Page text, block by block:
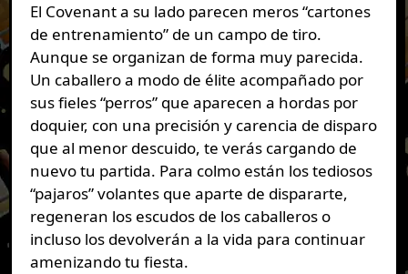
El Covenant a su lado parecen meros “cartones
de entrenamiento” de un campo de tiro.
Aunque se organizan de forma muy parecida.
Un caballero a modo de élite acompañado por
sus fieles “perros” que aparecen a hordas por
doquier, con una precisión y carencia de disparo
que al menor descuido, te verás cargando de
nuevo tu partida. Para colmo están los tediosos
“pajaros” volantes que aparte de dispararte,
regeneran los escudos de los caballeros o
incluso los devolverán a la vida para continuar
amenizando tu fiesta.